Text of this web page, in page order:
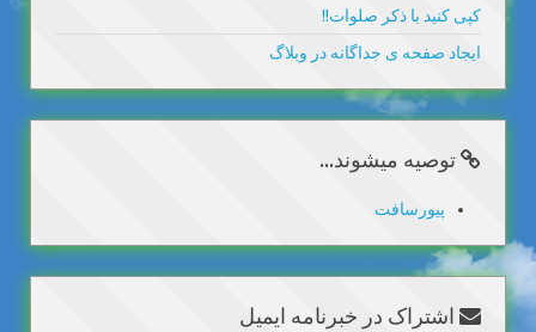
کپی کنید با ذکر صلوات!!
ایجاد صفحه ی جداگانه در وبلاگ
توصیه میشوند...
پیورسافت
اشتراک در خبرنامه ایمیل